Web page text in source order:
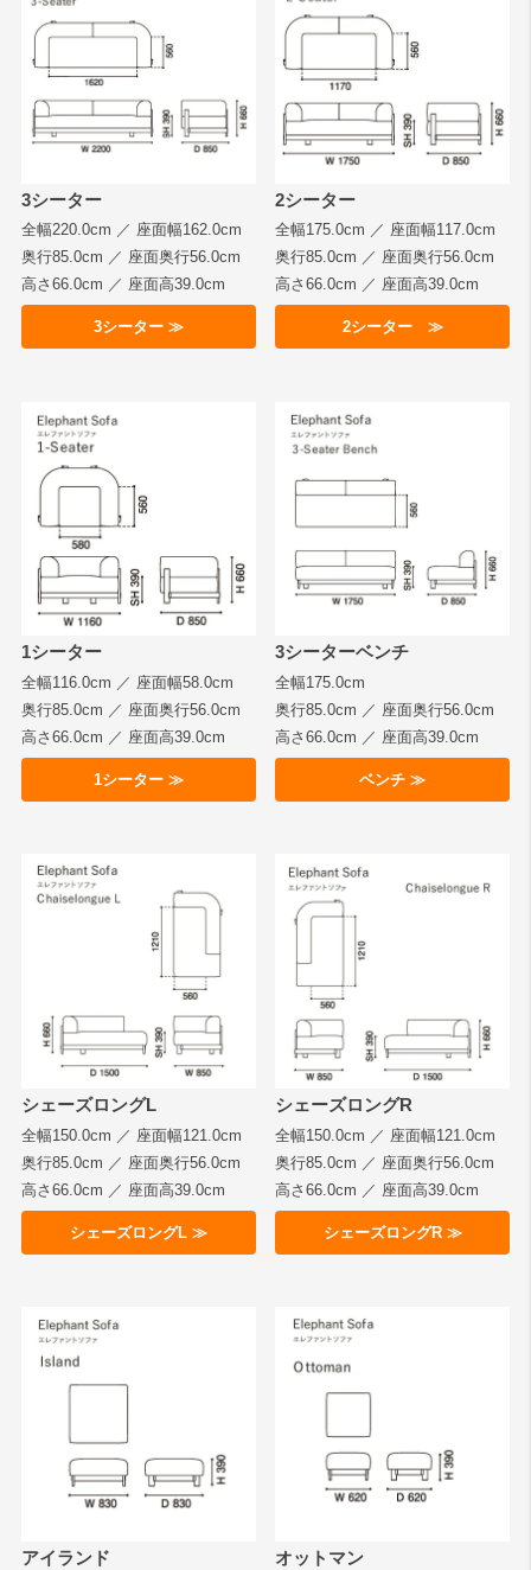
3シーター
全幅220.0cm ／ 座面幅162.0cm
奥行85.0cm ／ 座面奥行56.0cm
高さ66.0cm ／ 座面高39.0cm
3シーター ≫
2シーター
全幅175.0cm ／ 座面幅117.0cm
奥行85.0cm ／ 座面奥行56.0cm
高さ66.0cm ／ 座面高39.0cm
2シーター ≫
1シーター
全幅116.0cm ／ 座面幅58.0cm
奥行85.0cm ／ 座面奥行56.0cm
高さ66.0cm ／ 座面高39.0cm
1シーター ≫
3シーターベンチ
全幅175.0cm
奥行85.0cm ／ 座面奥行56.0cm
高さ66.0cm ／ 座面高39.0cm
ベンチ ≫
シェーズロングL
全幅150.0cm ／ 座面幅121.0cm
奥行85.0cm ／ 座面奥行56.0cm
高さ66.0cm ／ 座面高39.0cm
シェーズロングL ≫
シェーズロングR
全幅150.0cm ／ 座面幅121.0cm
奥行85.0cm ／ 座面奥行56.0cm
高さ66.0cm ／ 座面高39.0cm
シェーズロングR ≫
アイランド オットマン